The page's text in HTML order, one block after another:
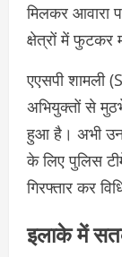
मिलकर आवारा
क्षेत्रों में फुटकर
एएसपीशामली
अभियुक्तों से
हुआ है। अभी
के लिए पुलिस
गिरफ्तार कर
इलाके में